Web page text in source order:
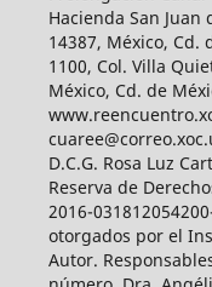
Hacienda San Juan
14387, México, Cd.
1100, Col. Villa
México, Cd. de
D.C.G. Rosa Luz
Reserva de
2016-
otorgados por el
Autor.